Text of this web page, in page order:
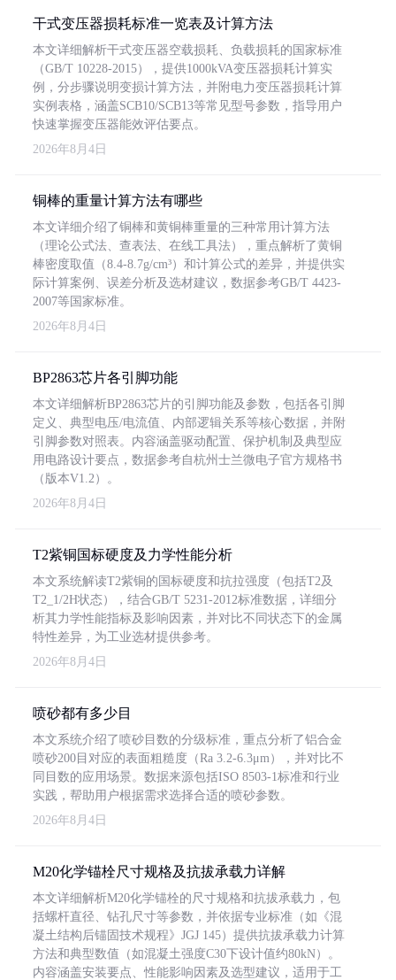
干式变压器损耗标准一览表及计算方法
本文详细解析干式变压器空载损耗、负载损耗的国家标准
（GB/T 10228-2015），提供1000kVA变压器损耗计算实
例，分步骤说明变损计算方法，并附电力变压器损耗计算
实例表格，涵盖SCB10/SCB13等常见型号参数，指导用户
快速掌握变压器能效评估要点。
2026年8月4日
铜棒的重量计算方法有哪些
本文详细介绍了铜棒和黄铜棒重量的三种常用计算方法
（理论公式法、查表法、在线工具法），重点解析了黄铜
棒密度取值（8.4-8.7g/cm³）和计算公式的差异，并提供实
际计算案例、误差分析及选材建议，数据参考GB/T 4423-
2007等国家标准。
2026年8月4日
BP2863芯片各引脚功能
本文详细解析BP2863芯片的引脚功能及参数，包括各引脚
定义、典型电压/电流值、内部逻辑关系等核心数据，并附
引脚参数对照表。内容涵盖驱动配置、保护机制及典型应
用电路设计要点，数据参考自杭州士兰微电子官方规格书
（版本V1.2）。
2026年8月4日
T2紫铜国标硬度及力学性能分析
本文系统解读T2紫铜的国标硬度和抗拉强度（包括T2及
T2_1/2H状态），结合GB/T 5231-2012标准数据，详细分
析其力学性能指标及影响因素，并对比不同状态下的金属
特性差异，为工业选材提供参考。
2026年8月4日
喷砂都有多少目
本文系统介绍了喷砂目数的分级标准，重点分析了铝合金
喷砂200目对应的表面粗糙度（Ra 3.2-6.3μm），并对比不
同目数的应用场景。数据来源包括ISO 8503-1标准和行业
实践，帮助用户根据需求选择合适的喷砂参数。
2026年8月4日
M20化学锚栓尺寸规格及抗拔承载力详解
本文详细解析M20化学锚栓的尺寸规格和抗拔承载力，包
括螺杆直径、钻孔尺寸等参数，并依据专业标准（如《混
凝土结构后锚固技术规程》JGJ 145）提供抗拔承载力计算
方法和典型数值（如混凝土强度C30下设计值约80kN）。
内容涵盖安装要点、性能影响因素及选型建议，适用于工